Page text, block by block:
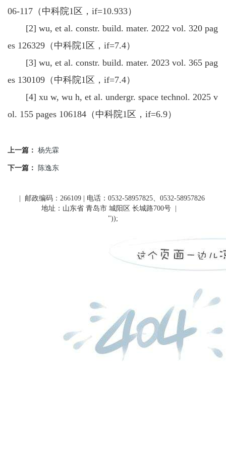
06-117（中科院1区，if=10.933）
[2] wu, et al. constr. build. mater. 2022 vol. 320 pag
es 126329（中科院1区，if=7.4）
[3] wu, et al. constr. build. mater. 2023 vol. 365 pag
es 130109（中科院1区，if=7.4）
[4] xu w, wu h, et al. undergr. space technol. 2025 v
ol. 155 pages 106184（中科院1区，if=6.9）
上一篇： 杨先霖
下一篇： 陈逸东
| 邮政编码：266109 | 电话：0532-58957825、0532-58957826
地址：山东省 青岛市 城阳区 长城路700号
"));